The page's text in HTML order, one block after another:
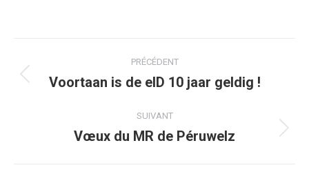
article
PRÉCÉDENT
Article
:
Voortaan is de eID 10 jaar geldig !
SUIVANT
Article
Vœux du MR de Péruwelz